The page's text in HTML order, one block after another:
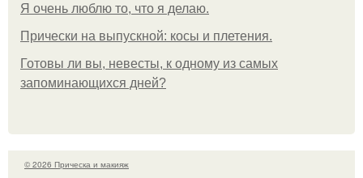
Я очень люблю то, что я делаю.
Прически на выпускной: косы и плетения.
Готовы ли вы, невесты, к одному из самых
запоминающихся дней?
© 2026 Прическа и макияж